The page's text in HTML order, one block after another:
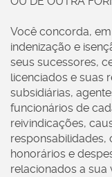
Você concorda,
indenização e
seus sucessores,
licenciados e suas
subsidiárias,
funcionários de
reivindicações,
responsabilidades,
honorários e
relacionados a